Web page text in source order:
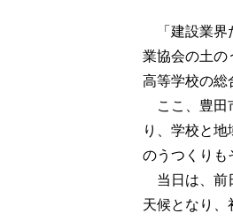
「建設業界
業協会の土の
高等学校の総
ここ、豊田
り、学校と
のうつくりも
当日は、前
天候となり、